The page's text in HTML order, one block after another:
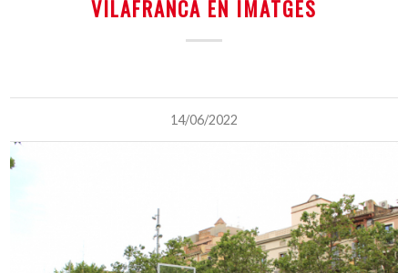
VILAFRANCA EN IMATGES
14/06/2022